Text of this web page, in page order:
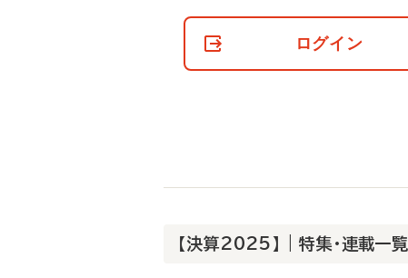
て
ログイン
【決算2025】 | 特集・連載一覧